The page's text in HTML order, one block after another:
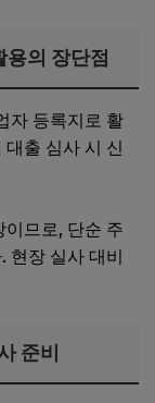
용의 장단점
자 등록지로 활
출 심사 시 신
므로, 단순 주
현장 실사 대비
준비